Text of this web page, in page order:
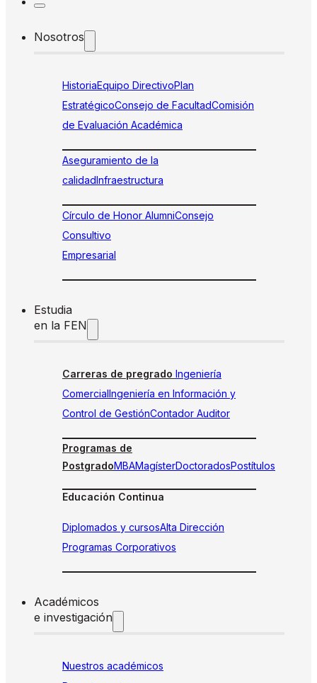
Nosotros
HistoriaEquipo DirectivoPlan
EstratégicoConsejo de FacultadComisión
de Evaluación Académica
Aseguramiento de la
calidadInfraestructura
Círculo de Honor AlumniConsejo
Consultivo
Empresarial
Estudia
en la FEN
Carreras de pregrado Ingeniería
ComercialIngeniería en Información y
Control de GestiónContador Auditor
Programas de
PostgradoMBAMagísterDoctoradosPostítulos
Educación Continua
Diplomados y cursosAlta Dirección
Programas Corporativos
Académicos
e investigación
Nuestros académicos